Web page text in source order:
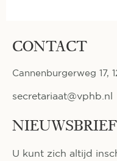
CONTACT
Cannenburgerweg 17,
secretariaat@vphb.nl
NIEUWSBRIEF
U kunt zich altijd